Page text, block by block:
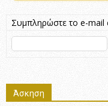
Συμπληρώστε το e-mail
Άσκηση